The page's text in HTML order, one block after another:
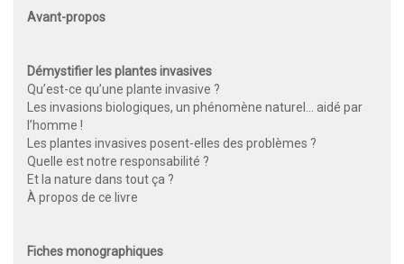
Avant-propos
Démystifier les plantes invasives
Qu’est-ce qu’une plante invasive ?
Les invasions biologiques, un phénomène naturel… aidé par
l’homme !
Les plantes invasives posent-elles des problèmes ?
Quelle est notre responsabilité ?
Et la nature dans tout ça ?
À propos de ce livre
Fiches monographiques